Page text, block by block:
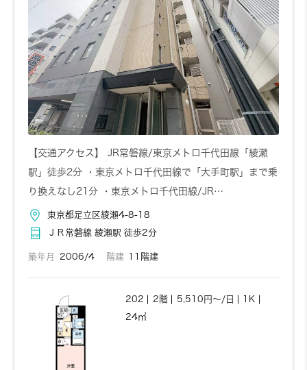
【交通アクセス】 JR常磐線/東京メトロ千代田線「綾瀬
駅」徒歩2分 ・東京メトロ千代田線で「大手町駅」まで乗
り換えなし21分 ・東京メトロ千代田線/JR…
東京都足立区綾瀬4-8-18
ＪＲ常磐線 綾瀬駅 徒歩2分
築年月 2006/4 階建 11階建
202 2階 5,510円～/日
1K
24㎡